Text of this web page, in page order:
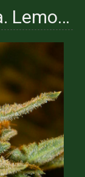
Автоцветущие сорта. Lemon (Лимон, Лемон ТГК 20%)